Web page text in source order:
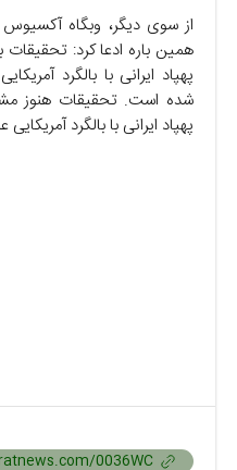
از سوی دیگر، وبگاه
همین باره ادعا کرد:
پهپاد ایرانی با بالگرد
شده است. تحقیقات هنوز
پهپاد ایرانی با بالگرد